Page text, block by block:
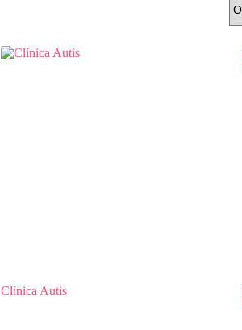
Clínica Autis